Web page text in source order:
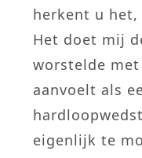
herkent u
Het doet mij
worstelde
aanvoelt als
eigenlijk te